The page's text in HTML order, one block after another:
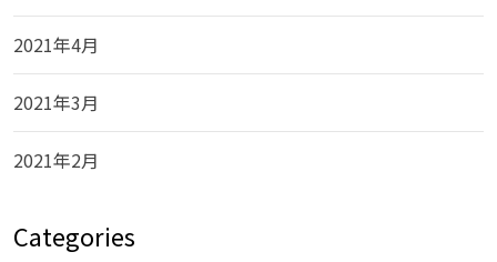
2021年4月
2021年3月
2021年2月
Categories